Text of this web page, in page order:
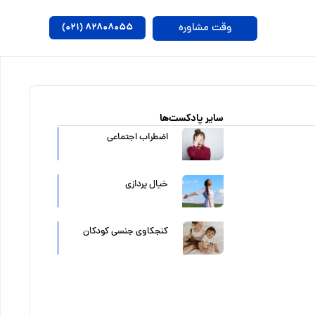
وقت مشاوره ۸۲۸۰۸۰۵۵ (۰۲۱)
سایر پادکست‌ها
اضطراب اجتماعی
خیال پردازی
کنجکاوی جنسی کودکان